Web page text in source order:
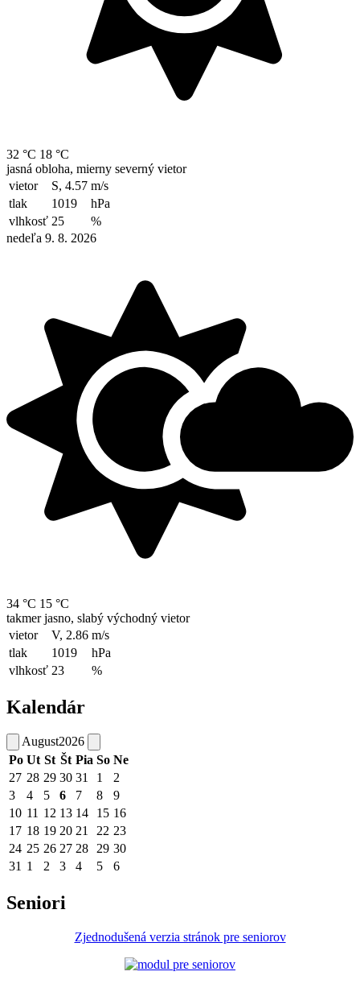
32 °C 18 °C
jasná obloha, mierny severný vietor
vietor
S, 4.57 m/s
tlak
1019
hPa
vlhkosť 25
%
nedeľa 9. 8. 2026
34 °C 15 °C
takmer jasno, slabý východný vietor
vietor
V, 2.86 m/s
tlak
1019
hPa
vlhkosť 23 %
Kalendár
August2026
Po Ut St Št Pia So Ne
27 28 29 30 31 1
2
3
4 5 6 7 8
9
10 11 12 13 14 15 16
17 18 19 20 21 22 23
24 25 26 27 28 29 30
31 1 2 3 4 5 6
Seniori
Zjednodušená verzia stránok pre seniorov